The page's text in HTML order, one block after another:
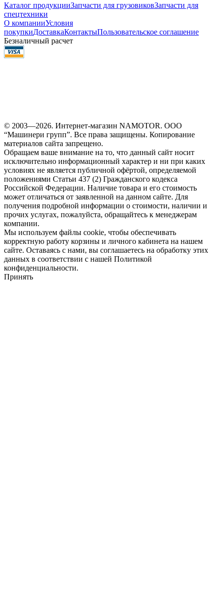
Каталог продукцииЗапчасти для грузовиковЗапчасти для
спецтехники
О компанииУсловия
покупкиДоставкаКонтактыПользовательское соглашение
Безналичный расчет
© 2003—2026. Интернет-магазин NAMOTOR. ООО
“Машинери групп”. Все права защищены. Копирование
материалов сайта запрещено.
Обращаем ваше внимание на то, что данный сайт носит
исключительно информационный характер и ни при каких
условиях не является публичной офёртой, определяемой
положениями Статьи 437 (2) Гражданского кодекса
Российской Федерации. Наличие товара и его стоимость
может отличаться от заявленной на данном сайте. Для
получения подробной информации о стоимости, наличии и
прочих услугах, пожалуйста, обращайтесь к менеджерам
компании.
Мы используем файлы cookie, чтобы обеспечивать
корректную работу корзины и личного кабинета на нашем
сайте. Оставаясь с нами, вы соглашаетесь на обработку этих
данных в соответствии с нашей Политикой
конфиденциальности.
Принять